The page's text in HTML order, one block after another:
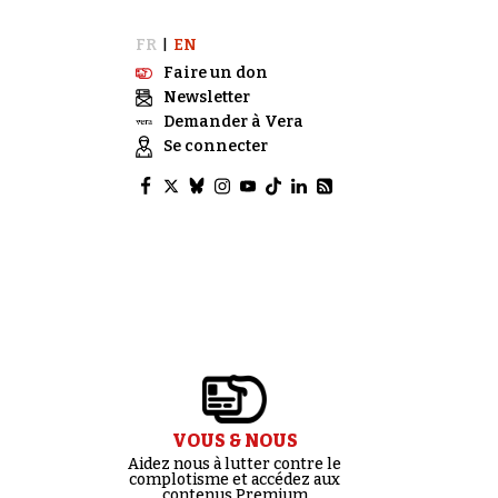
FR
EN
Faire un don
Newsletter
Demander à Vera
Se connecter
VOUS & NOUS
Aidez nous à lutter contre le
complotisme et accédez aux